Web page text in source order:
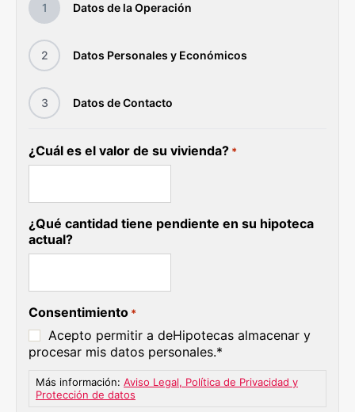
1 Datos de la Operación
2 Datos Personales y Económicos
3 Datos de Contacto
¿Cuál es el valor de su vivienda? *
¿Qué cantidad tiene pendiente en su hipoteca
actual?
Consentimiento *
Acepto permitir a deHipotecas almacenar y
procesar mis datos personales.*
Más información: Aviso Legal, Política de Privacidad y
Protección de datos